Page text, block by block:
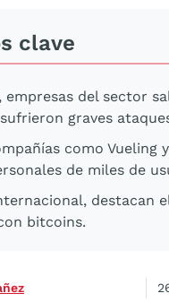
clave
empresas del sector
graves
como Vueling
de miles de
destacan
bitcoins.